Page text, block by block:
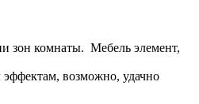
зон комнаты. Мебель элемент,
эффектам, возможно, удачно